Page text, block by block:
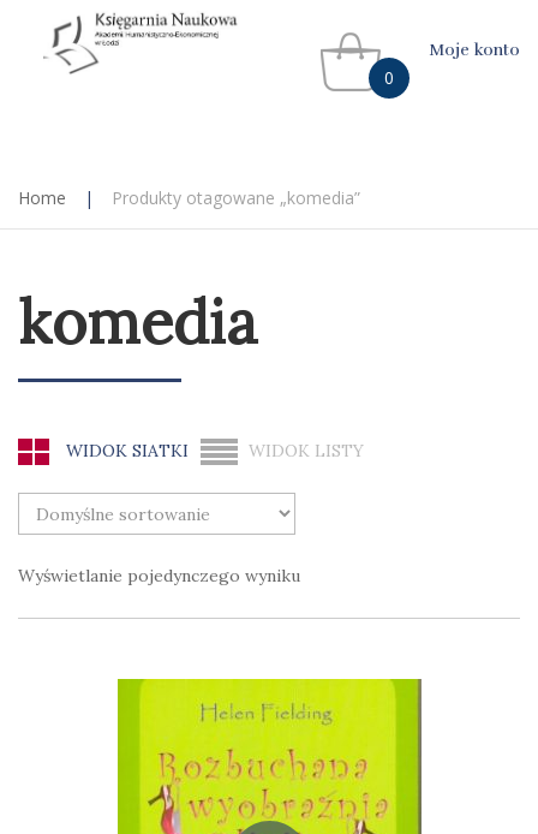
0
Moje konto
Home | Produkty otagowane „komedia”
komedia
WIDOK SIATKI WIDOK LISTY
Wyświetlanie pojedynczego wyniku